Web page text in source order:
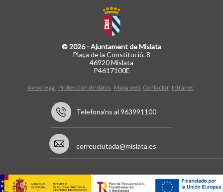
© 2026 - Ajuntament de Mislata
Plaça de la Constitució, 8
46920 Mislata
P4617100E
Aviso legal Protección de datos Mapa web Contactar Intranet
Telefona'ns al 963991100
correuciutada@mislata.es